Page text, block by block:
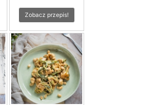
Zobacz przepis!